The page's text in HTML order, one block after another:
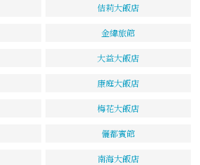
佶莉大飯店
金緯旅館
大益大飯店
康庭大飯店
梅花大飯店
儷都賓館
南海大飯店